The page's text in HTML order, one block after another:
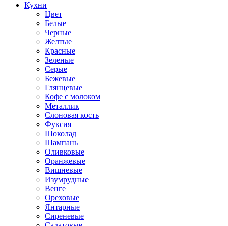
Кухни
Цвет
Белые
Черные
Желтые
Красные
Зеленые
Серые
Бежевые
Глянцевые
Кофе с молоком
Металлик
Слоновая кость
Фуксия
Шоколад
Шампань
Оливковые
Оранжевые
Вишневые
Изумрудные
Венге
Ореховые
Янтарные
Сиреневые